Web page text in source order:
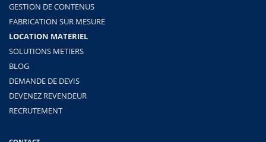
GESTION DE CONTENUS
FABRICATION SUR MESURE
LOCATION MATERIEL
SOLUTIONS METIERS
BLOG
DEMANDE DE DEVIS
DEVENEZ REVENDEUR
RECRUTEMENT